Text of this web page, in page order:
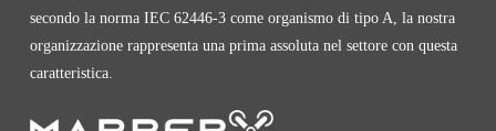
secondo la norma IEC 62446-3 come organismo di tipo A, la nostra
organizzazione rappresenta una prima assoluta nel settore con questa
caratteristica.